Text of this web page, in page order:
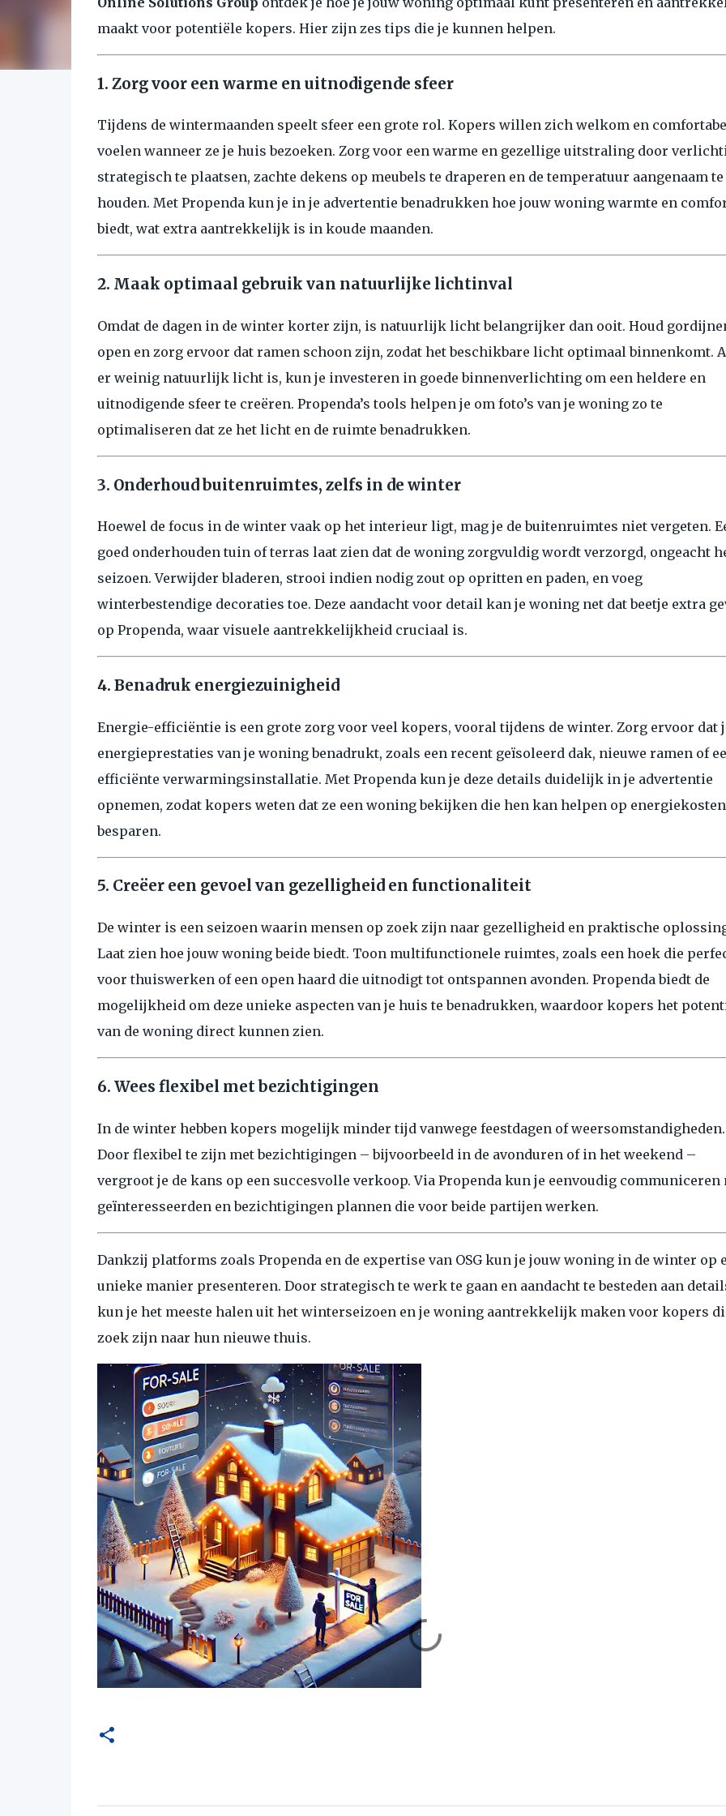
maakt voor potentiële kopers. Hier zijn zes tips die je kunnen helpen.
1. Zorg voor een warme en uitnodigende sfeer
Tijdens de wintermaanden speelt sfeer een grote rol. Kopers willen zich welkom en
voelen wanneer ze je huis bezoeken. Zorg voor een warme en gezellige uitstraling door
strategisch te plaatsen, zachte dekens op meubels te draperen en de temperatuur aangenaam te
houden. Met Propenda kun je in je advertentie benadrukken hoe jouw woning warmte en
biedt, wat extra aantrekkelijk is in koude maanden.
2. Maak optimaal gebruik van natuurlijke lichtinval
Omdat de dagen in de winter korter zijn, is natuurlijk licht belangrijker dan ooit. Houd
open en zorg ervoor dat ramen schoon zijn, zodat het beschikbare licht optimaal binnenkomt.
er weinig natuurlijk licht is, kun je investeren in goede binnenverlichting om een heldere en
uitnodigende sfeer te creëren. Propenda’s tools helpen je om foto’s van je woning zo te
optimaliseren dat ze het licht en de ruimte benadrukken.
3. Onderhoud buitenruimtes, zelfs in de winter
Hoewel de focus in de winter vaak op het interieur ligt, mag je de buitenruimtes niet vergeten.
goed onderhouden tuin of terras laat zien dat de woning zorgvuldig wordt verzorgd, ongeacht
seizoen. Verwijder bladeren, strooi indien nodig zout op opritten en paden, en voeg
winterbestendige decoraties toe. Deze aandacht voor detail kan je woning net dat beetje extra
op Propenda, waar visuele aantrekkelijkheid cruciaal is.
4. Benadruk energiezuinigheid
Energie-efficiëntie is een grote zorg voor veel kopers, vooral tijdens de winter. Zorg ervoor dat
energieprestaties van je woning benadrukt, zoals een recent geïsoleerd dak, nieuwe ramen of
efficiënte verwarmingsinstallatie. Met Propenda kun je deze details duidelijk in je advertentie
opnemen, zodat kopers weten dat ze een woning bekijken die hen kan helpen op
besparen.
5. Creëer een gevoel van gezelligheid en functionaliteit
De winter is een seizoen waarin mensen op zoek zijn naar gezelligheid en praktische
Laat zien hoe jouw woning beide biedt. Toon multifunctionele ruimtes, zoals een hoek die
voor thuiswerken of een open haard die uitnodigt tot ontspannen avonden. Propenda biedt de
mogelijkheid om deze unieke aspecten van je huis te benadrukken, waardoor kopers het
van de woning direct kunnen zien.
6. Wees flexibel met bezichtigingen
In de winter hebben kopers mogelijk minder tijd vanwege feestdagen of weersomstandigheden.
Door flexibel te zijn met bezichtigingen – bijvoorbeeld in de avonduren of in het weekend –
vergroot je de kans op een succesvolle verkoop. Via Propenda kun je eenvoudig communiceren
geïnteresseerden en bezichtigingen plannen die voor beide partijen werken.
Dankzij platforms zoals Propenda en de expertise van OSG kun je jouw woning in de winter op
unieke manier presenteren. Door strategisch te werk te gaan en aandacht te besteden aan
kun je het meeste halen uit het winterseizoen en je woning aantrekkelijk maken voor kopers
zoek zijn naar hun nieuwe thuis.